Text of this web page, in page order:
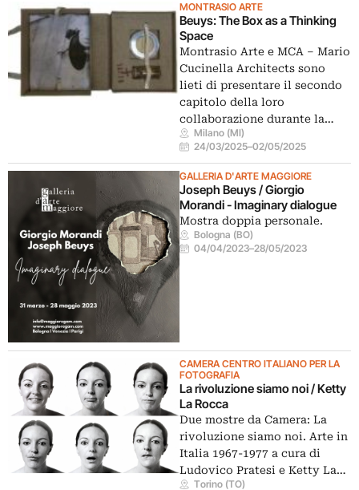
MONTRASIO ARTE
Beuys: The Box as a Thinking
Space
Montrasio Arte e MCA – Mario
Cucinella Architects sono
lieti di presentare il secondo
capitolo della loro
collaborazione durante la…
Milano (MI)
24/03/2025–02/05/2025
GALLERIA D'ARTE MAGGIORE
Joseph Beuys / Giorgio
Morandi - Imaginary dialogue
Mostra doppia personale.
Bologna (BO)
04/04/2023–28/05/2023
CAMERA CENTRO ITALIANO PER LA
FOTOGRAFIA
La rivoluzione siamo noi / Ketty
La Rocca
Due mostre da Camera: La
rivoluzione siamo noi. Arte in
Italia 1967-1977 a cura di
Ludovico Pratesi e Ketty La…
Torino (TO)